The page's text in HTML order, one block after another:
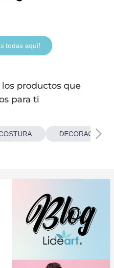
todas aquí!
productos que
para ti